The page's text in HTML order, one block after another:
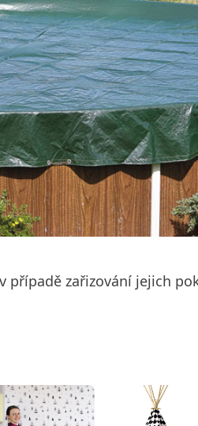
zařizování jejich